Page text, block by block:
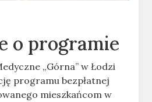
o programie
„Górna” w Łodzi
programu bezpłatnej
mieszkańcom w